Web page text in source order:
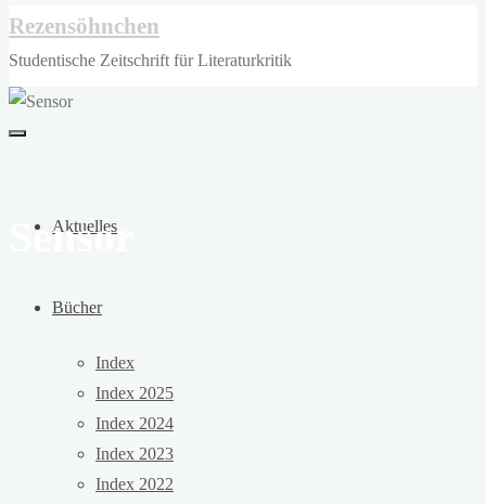
Rezensöhnchen
Studentische Zeitschrift für Literaturkritik
Aktuelles
Bücher
Index
Index 2025
Index 2024
Index 2023
Index 2022
Sensor